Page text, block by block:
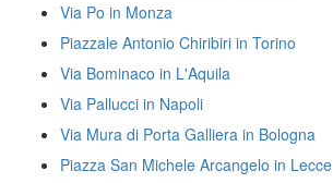
Via Po in Monza
Piazzale Antonio Chiribiri in Torino
Via Bominaco in L'Aquila
Via Pallucci in Napoli
Via Mura di Porta Galliera in Bologna
Piazza San Michele Arcangelo in Lecce